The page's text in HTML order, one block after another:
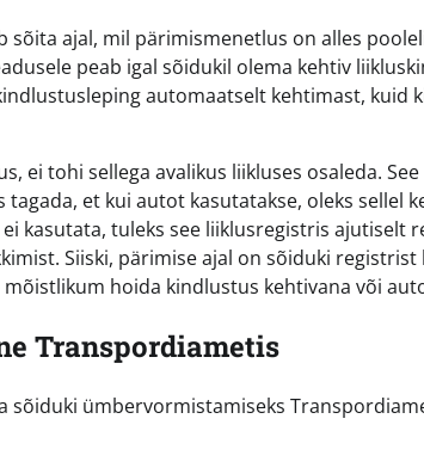
sõita ajal, mil pärimismenetlus on alles
peab igal sõidukil olema kehtiv
automaatselt kehtimast, kuid
ei tohi sellega avalikus liikluses osaleda.
et kui autot kasutatakse, oleks sellel
kasutata, tuleks see liiklusregistris ajutiselt
Siiski, pärimise ajal on sõiduki
hoida kindlustus kehtivana või
Transpordiametis
sõiduki ümbervormistamiseks